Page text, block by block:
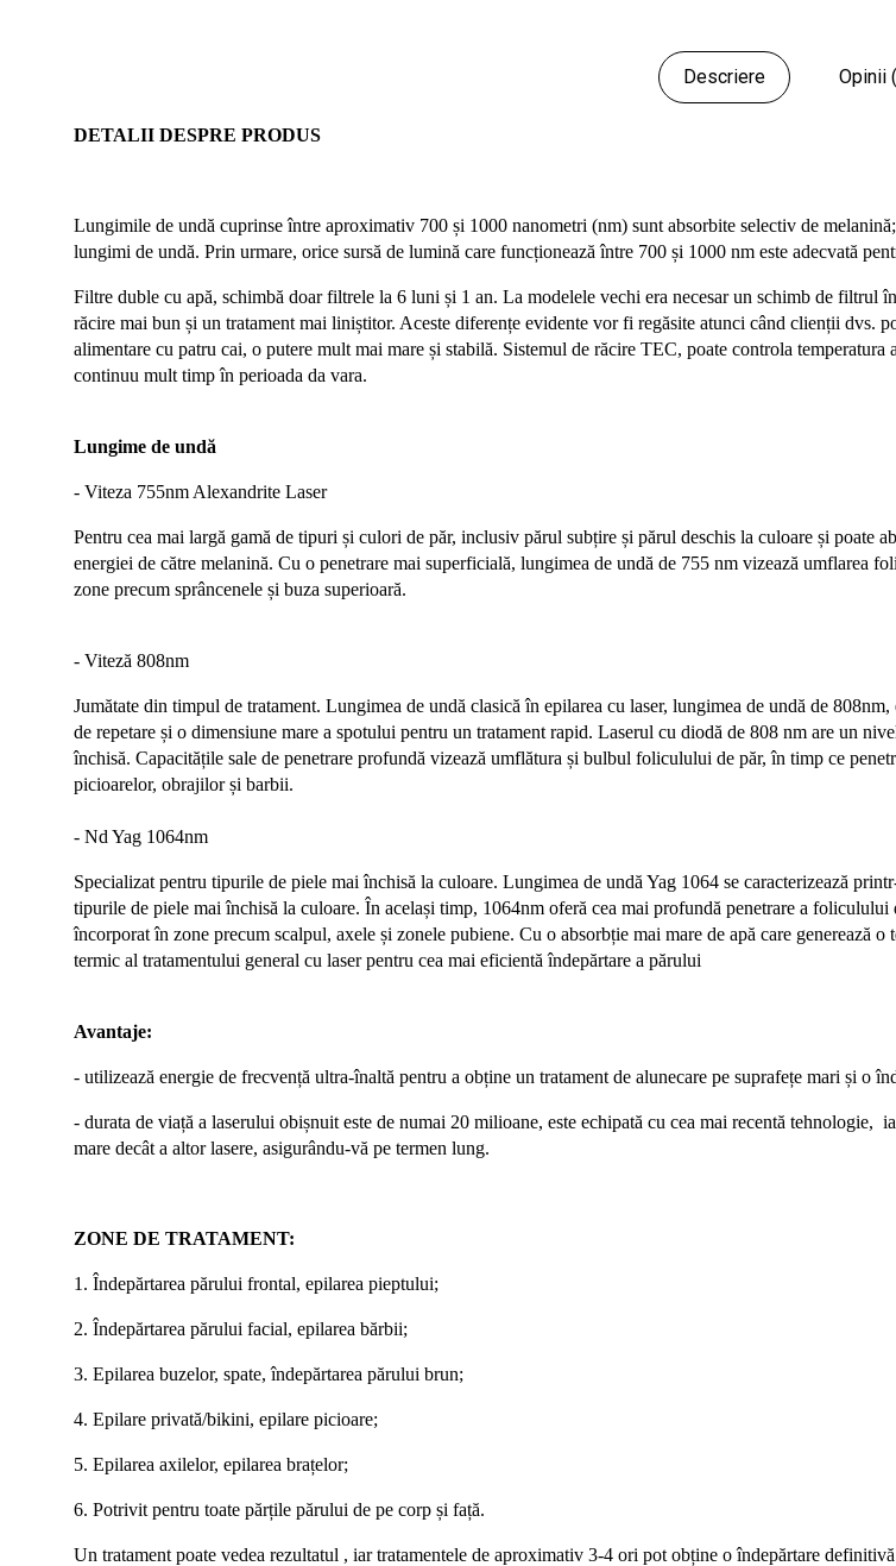
Descriere Opinii
DETALII DESPRE PRODUS
Lungimile de undă cuprinse între aproximativ 700 și 1000 nanometri (nm) sunt absorbite selectiv de
lungimi de undă. Prin urmare, orice sursă de lumină care funcționează între 700 și 1000 nm este adecvată
Filtre duble cu apă, schimbă doar filtrele la 6 luni și 1 an. La modelele vechi era necesar un schimb de filtrul
răcire mai bun și un tratament mai liniștitor. Aceste diferențe evidente vor fi regăsite atunci când clienții dvs.
alimentare cu patru cai, o putere mult mai mare și stabilă. Sistemul de răcire TEC, poate controla
continuu mult timp în perioada da vara.
Lungime de undă
- Viteza 755nm Alexandrite Laser
Pentru cea mai largă gamă de tipuri și culori de păr, inclusiv părul subțire și părul deschis la culoare și poate
energiei de către melanină. Cu o penetrare mai superficială, lungimea de undă de 755 nm vizează umflarea
zone precum sprâncenele și buza superioară.
- Viteză 808nm
Jumătate din timpul de tratament. Lungimea de undă clasică în epilarea cu laser, lungimea de undă de
de repetare și o dimensiune mare a spotului pentru un tratament rapid. Laserul cu diodă de 808 nm are un
închisă. Capacitățile sale de penetrare profundă vizează umflătura și bulbul foliculului de păr, în timp ce
picioarelor, obrajilor și barbii.
- Nd Yag 1064nm
Specializat pentru tipurile de piele mai închisă la culoare. Lungimea de undă Yag 1064 se caracterizează
tipurile de piele mai închisă la culoare. În același timp, 1064nm oferă cea mai profundă penetrare a
încorporat în zone precum scalpul, axele și zonele pubiene. Cu o absorbție mai mare de apă care generează
termic al tratamentului general cu laser pentru cea mai eficientă îndepărtare a părului
Avantaje:
- utilizează energie de frecvență ultra-înaltă pentru a obține un tratament de alunecare pe suprafețe mari și o
- durata de viață a laserului obișnuit este de numai 20 milioane, este echipată cu cea mai recentă tehnologie,
mare decât a altor lasere, asigurându-vă pe termen lung.
ZONE DE TRATAMENT:
1. Îndepărtarea părului frontal, epilarea pieptului;
2. Îndepărtarea părului facial, epilarea bărbii;
3. Epilarea buzelor, spate, îndepărtarea părului brun;
4. Epilare privată/bikini, epilare picioare;
5. Epilarea axilelor, epilarea brațelor;
6. Potrivit pentru toate părțile părului de pe corp și față.
Un tratament poate vedea rezultatul , iar tratamentele de aproximativ 3-4 ori pot obține o îndepărtare